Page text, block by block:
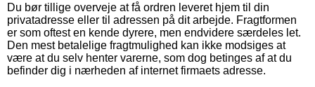
Du bør tillige overveje at få ordren leveret hjem til din
privatadresse eller til adressen på dit arbejde. Fragtformen
er som oftest en kende dyrere, men endvidere særdeles let.
Den mest betalelige fragtmulighed kan ikke modsiges at
være at du selv henter varerne, som dog betinges af at du
befinder dig i nærheden af internet firmaets adresse.